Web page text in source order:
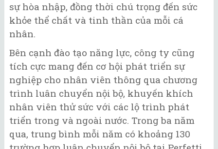
sự hòa nhập, đồng thời chú trọng đến sức
khỏe thể chất và tinh thần của mỗi cá
nhân.
Bên cạnh đào tạo năng lực, công ty cũng
tích cực mang đến cơ hội phát triển sự
nghiệp cho nhân viên thông qua chương
trình luân chuyển nội bộ, khuyến khích
nhân viên thử sức với các lộ trình phát
triển trong và ngoài nước. Trong ba năm
qua, trung bình mỗi năm có khoảng 130